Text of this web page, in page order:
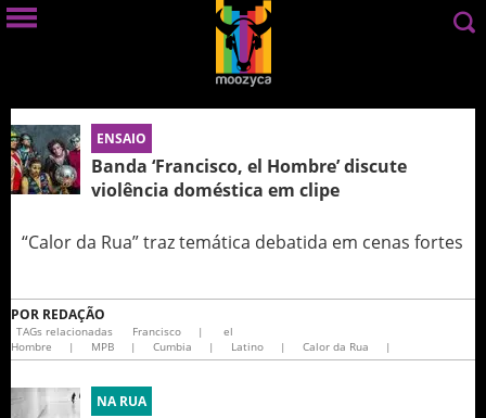
ENSAIO
Banda ‘Francisco, el Hombre’ discute
violência doméstica em clipe
“Calor da Rua” traz temática debatida em cenas fortes
POR REDAÇÃO
TAGs relacionadas Francisco |
el
Hombre
| MPB | Cumbia | Latino | Calor da Rua |
NA RUA